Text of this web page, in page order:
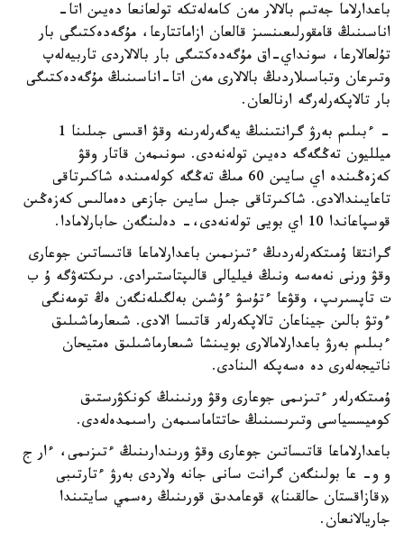
باعدارلاما جەتىم بالالار مەن كامەلەتكە تولعانعا دەيىن اتا-
اناسىنىڭ قامقورلىعىنسىز قالعان ازاماتتارعا، مۇگەدەكتىگى بار
تۇلعالارعا، سونداي-اق مۇگەدەكتىگى بار بالالاردى تاربيەلەپ
وتىرعان وتباسىلاردىڭ بالالارى مەن اتا-اناسىنىڭ مۇگەدەكتىگى
بار تالاپكەرلەرگە ارنالعان.
- ءبىلىم بەرۋ گرانتىنىڭ يەگەرلەرىنە وقۋ اقىسى جىلىنا 1
ميلليون تەڭگەگە دەيىن تولەنەدى. سونىمەن قاتار وقۋ
كەزەڭىندە اي سايىن 60 مىڭ تەڭگە كولەمىندە شاكىرتاقى
تاعايىندالادى. شاكىرتاقى جىل سايىن جازعى دەمالىس كەزەڭىن
قوسپاعاندا 10 اي بويى تولەنەدى،- دەلىنگەن حابارلامادا.
گرانتقا ۇمىتكەرلەردىڭ ءتىزىمىن باعدارلاماعا قاتىساتىن جوعارى
وقۋ ورنى نەمەسە ونىڭ فيليالى قالىپتاستىرادى. ىرىكتەۋگە ۇ ب
ت تاپسىرىپ، وقۋعا ءتۇسۋ ءۇشىن بەلگىلەنگەن ەڭ تومەنگى
ءوتۋ بالىن جيناعان تالاپكەرلەر قاتىسا الادى. شىعارماشىلىق
ءبىلىم بەرۋ باعدارلامالارى بويىنشا شىعارماشىلىق ەمتيحان
ناتيجەلەرى دە ەسەپكە الىنادى.
ۇمىتكەرلەر ءتىزىمى جوعارى وقۋ ورنىنىڭ كونكۋرستىق
كوميسسياسى وتىرىسىنىڭ حاتتاماسىمەن راسىمدەلەدى.
باعدارلاماعا قاتىساتىن جوعارى وقۋ ورىندارىنىڭ ءتىزىمى، ءار ج
و و- عا بولىنگەن گرانت سانى جانە ولاردى بەرۋ ءتارتىبى
«قازاقستان حالقىنا» قوعامدىق قورىنىڭ رەسمي سايتىندا
جاريالانعان.